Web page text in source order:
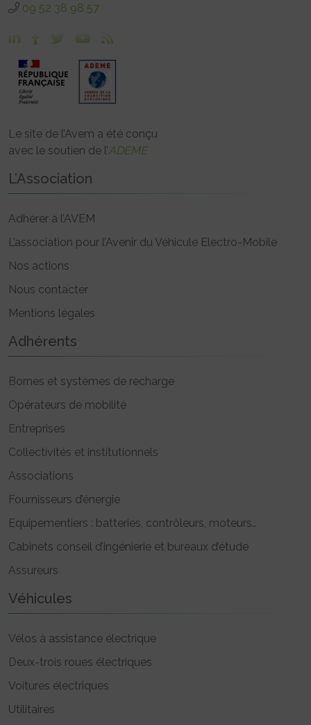
09 52 38 98 57
Le site de l’Avem a été conçu
avec le soutien de l’ADEME
L’Association
Adhérer à l’AVEM
L’association pour l’Avenir du Véhicule Electro-Mobile
Nos actions
Nous contacter
Mentions légales
Adhérents
Bornes et systèmes de recharge
Opérateurs de mobilité
Entreprises
Collectivités et institutionnels
Associations
Fournisseurs d’énergie
Equipementiers : batteries, contrôleurs, moteurs..
Cabinets conseil d’ingénierie et bureaux d’étude
Assureurs
Véhicules
Vélos à assistance électrique
Deux-trois roues électriques
Voitures électriques
Utilitaires